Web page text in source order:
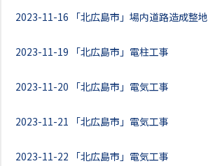
2023-11-16 「北広島市」場内道路造成整地
2023-11-19 「北広島市」電柱工事
2023-11-20 「北広島市」電気工事
2023-11-21 「北広島市」電気工事
2023-11-22 「北広島市」電気工事